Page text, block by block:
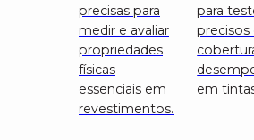
precisas para
medir e avaliar
propriedades
físicas
essenciais em
revestimentos.
para
precisos
em